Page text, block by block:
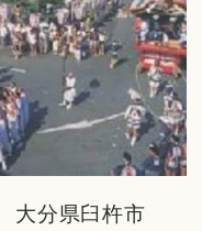
大分県臼杵市